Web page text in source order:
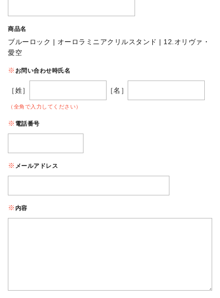
商品名
ブルーロック | オーロラミニアクリルスタンド | 12.オリヴァ・
愛空
お問い合わせ時氏名
［姓］ ［名］
（全角で入力してください）
電話番号
メールアドレス
内容